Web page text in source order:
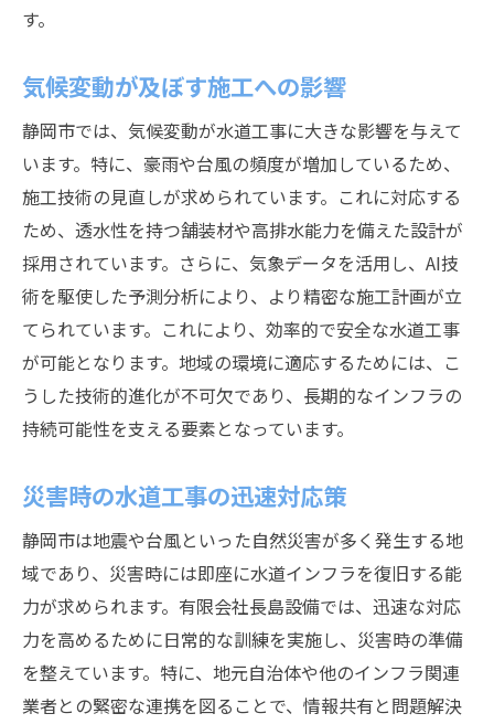
す。
気候変動が及ぼす施工への影響
静岡市では、気候変動が水道工事に大きな影響を与えて
います。特に、豪雨や台風の頻度が増加しているため、
施工技術の見直しが求められています。これに対応する
ため、透水性を持つ舗装材や高排水能力を備えた設計が
採用されています。さらに、気象データを活用し、AI技
術を駆使した予測分析により、より精密な施工計画が立
てられています。これにより、効率的で安全な水道工事
が可能となります。地域の環境に適応するためには、こ
うした技術的進化が不可欠であり、長期的なインフラの
持続可能性を支える要素となっています。
災害時の水道工事の迅速対応策
静岡市は地震や台風といった自然災害が多く発生する地
域であり、災害時には即座に水道インフラを復旧する能
力が求められます。有限会社長島設備では、迅速な対応
力を高めるために日常的な訓練を実施し、災害時の準備
を整えています。特に、地元自治体や他のインフラ関連
業者との緊密な連携を図ることで、情報共有と問題解決